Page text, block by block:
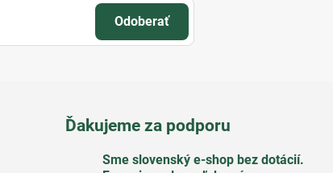
Odoberať
Ďakujeme za podporu
Sme slovenský e-shop bez dotácií​.